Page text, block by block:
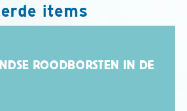
items
ROODBORSTEN IN DE